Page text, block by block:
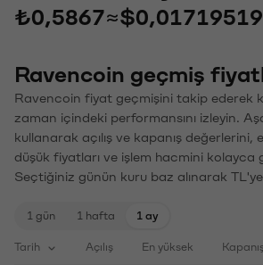
₺0,5867≈$0,01719519
Ravencoin geçmiş
Ravencoin fiyat geçmişini takip ederek
zaman içindeki performansını izleyin.
kullanarak açılış ve kapanış değerlerini,
düşük fiyatları ve işlem hacmini kolayca
Seçtiğiniz günün kuru baz alınarak
1 gün 1 hafta 1 ay
Tarih Açılış En yüksek Kapanış